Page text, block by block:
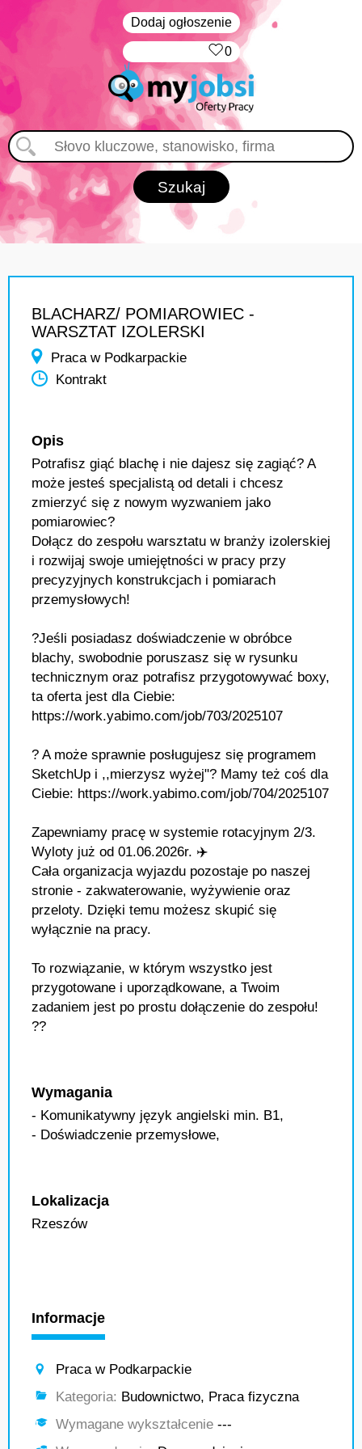
Dodaj ogłoszenie
0
BLACHARZ/ POMIAROWIEC -
WARSZTAT IZOLERSKI
Praca w Podkarpackie
Kontrakt
Opis
Potrafisz giąć blachę i nie dajesz się zagiąć? A
może jesteś specjalistą od detali i chcesz
zmierzyć się z nowym wyzwaniem jako
pomiarowiec?
Dołącz do zespołu warsztatu w branży izolerskiej
i rozwijaj swoje umiejętności w pracy przy
precyzyjnych konstrukcjach i pomiarach
przemysłowych!
?Jeśli posiadasz doświadczenie w obróbce
blachy, swobodnie poruszasz się w rysunku
technicznym oraz potrafisz przygotowywać boxy,
ta oferta jest dla Ciebie:
https://work.yabimo.com/job/703/2025107
? A może sprawnie posługujesz się programem
SketchUp i ,,mierzysz wyżej"? Mamy też coś dla
Ciebie: https://work.yabimo.com/job/704/2025107
Zapewniamy pracę w systemie rotacyjnym 2/3.
Wyloty już od 01.06.2026r. ✈️
Cała organizacja wyjazdu pozostaje po naszej
stronie - zakwaterowanie, wyżywienie oraz
przeloty. Dzięki temu możesz skupić się
wyłącznie na pracy.
To rozwiązanie, w którym wszystko jest
przygotowane i uporządkowane, a Twoim
zadaniem jest po prostu dołączenie do zespołu!
??
Wymagania
- Komunikatywny język angielski min. B1,
- Doświadczenie przemysłowe,
Lokalizacja
Rzeszów
Informacje
Praca w Podkarpackie
Kategoria: Budownictwo, Praca fizyczna
Wymagane wykształcenie ---